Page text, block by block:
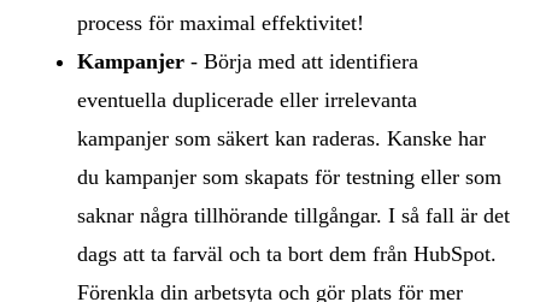
process för maximal effektivitet!
Kampanjer - Börja med att identifiera
eventuella duplicerade eller irrelevanta
kampanjer som säkert kan raderas. Kanske har
du kampanjer som skapats för testning eller som
saknar några tillhörande tillgångar. I så fall är det
dags att ta farväl och ta bort dem från HubSpot.
Förenkla din arbetsyta och gör plats för mer